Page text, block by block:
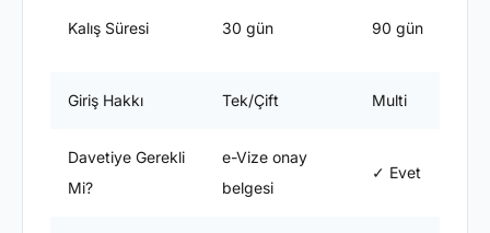
Kalış Süresi 30 gün 90 gün
Giriş Hakkı Tek/Çift Multi
Davetiye Gerekli
Mi?
e-Vize onay
belgesi
✓ Evet